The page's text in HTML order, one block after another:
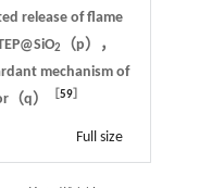
release of flame
2
（p），
mechanism of
（q） ［59］
Full size